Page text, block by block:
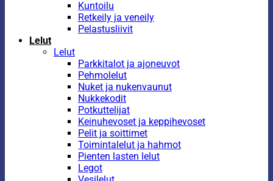
Kuntoilu
Retkeily ja veneily
Pelastusliivit
Lelut
Lelut
Parkkitalot ja ajoneuvot
Pehmolelut
Nuket ja nukenvaunut
Nukkekodit
Potkuttelijat
Keinuhevoset ja keppihevoset
Pelit ja soittimet
Toimintalelut ja hahmot
Pienten lasten lelut
Legot